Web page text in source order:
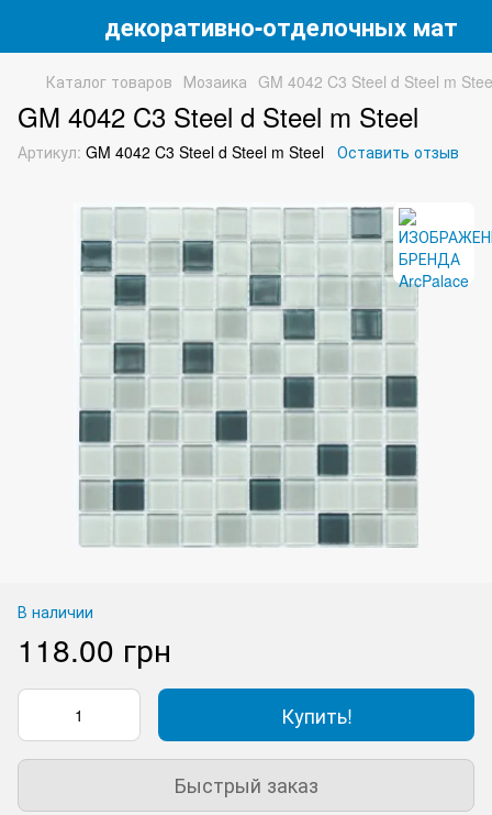
декоративно-отделочных
Каталог товаров Мозаика GM 4042 C3 Steel d Steel m
GM 4042 C3 Steel d Steel m Steel
Артикул: GM 4042 C3 Steel d Steel m Steel Оставить отзыв
В наличии
118.00 грн
Купить!
Быстрый заказ